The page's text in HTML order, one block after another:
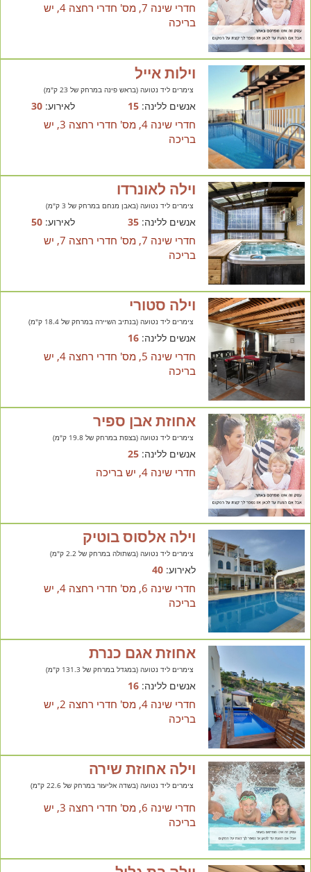
חדרי שינה 7, מס' חדרי רחצה 4, יש
בריכה
וילות אייל
צימרים ליד נטועה (בראש פינה במרחק של 23 ק"מ)
אנשים ללינה:15 לאירוע:30
חדרי שינה 4, מס' חדרי רחצה 3, יש
בריכה
וילה לאונרדו
צימרים ליד נטועה (באבן מנחם במרחק של 3 ק"מ)
אנשים ללינה:35 לאירוע:50
חדרי שינה 7, מס' חדרי רחצה 7, יש
בריכה
וילה סטורי
צימרים ליד נטועה (בנתיב השיירה במרחק של 18.4 ק"מ)
אנשים ללינה:16
חדרי שינה 5, מס' חדרי רחצה 4, יש
בריכה
אחוזת אבן ספיר
צימרים ליד נטועה (בצפת במרחק של 19.8 ק"מ)
אנשים ללינה:25
חדרי שינה 4, יש בריכה
וילה אלסוס בוטיק
צימרים ליד נטועה (בשתולה במרחק של 2.2 ק"מ)
לאירוע:40
חדרי שינה 6, מס' חדרי רחצה 4, יש
בריכה
אחוזת אגם כנרת
צימרים ליד נטועה (במגדל במרחק של 131.3 ק"מ)
אנשים ללינה:16
חדרי שינה 4, מס' חדרי רחצה 2, יש
בריכה
וילה אחוזת שירה
צימרים ליד נטועה (בשדה אליעזר במרחק של 22.6 ק"מ)
חדרי שינה 6, מס' חדרי רחצה 3, יש
בריכה